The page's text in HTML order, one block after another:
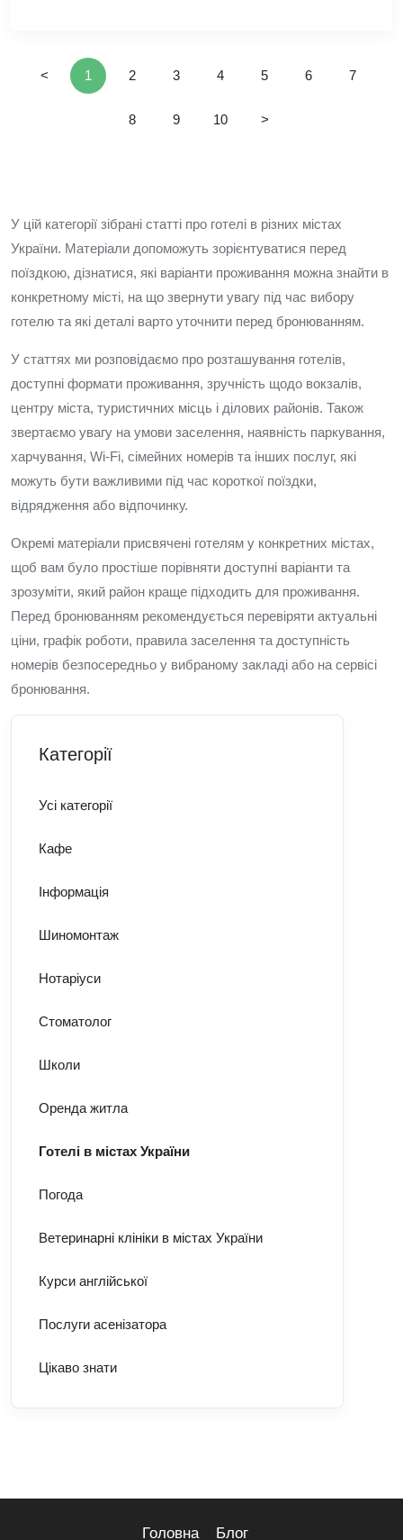
< 1 2 3 4 5 6 7
8 9 10 >
У цій категорії зібрані статті про готелі в різних містах
України. Матеріали допоможуть зорієнтуватися перед
поїздкою, дізнатися, які варіанти проживання можна знайти в
конкретному місті, на що звернути увагу під час вибору
готелю та які деталі варто уточнити перед бронюванням.
У статтях ми розповідаємо про розташування готелів,
доступні формати проживання, зручність щодо вокзалів,
центру міста, туристичних місць і ділових районів. Також
звертаємо увагу на умови заселення, наявність паркування,
харчування, Wi-Fi, сімейних номерів та інших послуг, які
можуть бути важливими під час короткої поїздки,
відрядження або відпочинку.
Окремі матеріали присвячені готелям у конкретних містах,
щоб вам було простіше порівняти доступні варіанти та
зрозуміти, який район краще підходить для проживання.
Перед бронюванням рекомендується перевіряти актуальні
ціни, графік роботи, правила заселення та доступність
номерів безпосередньо у вибраному закладі або на сервісі
бронювання.
Категорії
Усі категорії
Кафе
Інформація
Шиномонтаж
Нотаріуси
Стоматолог
Школи
Оренда житла
Готелі в містах України
Погода
Ветеринарні клініки в містах України
Курси англійської
Послуги асенізатора
Цікаво знати
Головна Блог